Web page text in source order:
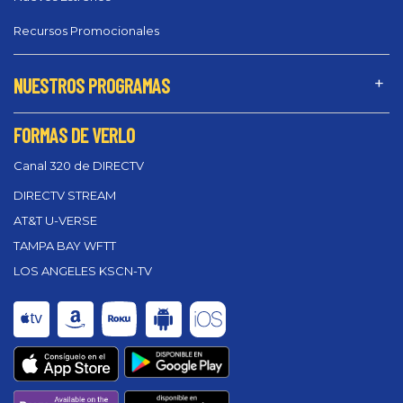
Recursos Promocionales
NUESTROS PROGRAMAS
FORMAS DE VERLO
Canal 320 de DIRECTV
DIRECTV STREAM
AT&T U-VERSE
TAMPA BAY WFTT
LOS ANGELES KSCN-TV